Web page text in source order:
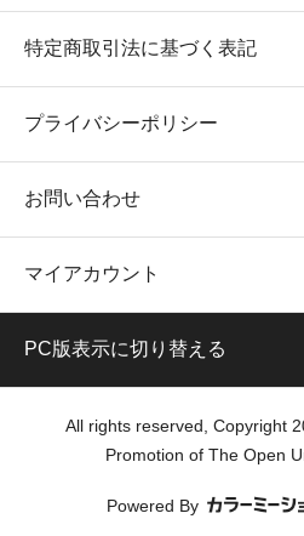
特定商取引法に基づく表記
プライバシーポリシー
お問い合わせ
マイアカウント
PC版表示に切り替える
All rights reserved, Copyright
Promotion of The Open
Powered By